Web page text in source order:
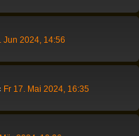
Jun 2024, 14:56
Fr 17. Mai 2024, 16:35